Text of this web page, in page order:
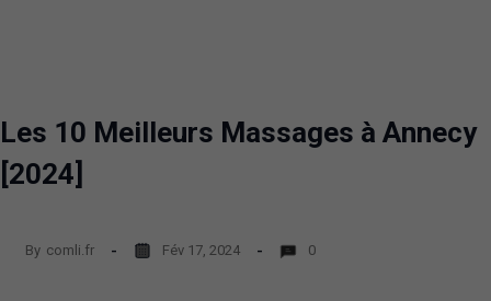
Les 10 Meilleurs Massages à Annecy
[2024]
By comli.fr Fév 17, 2024 0